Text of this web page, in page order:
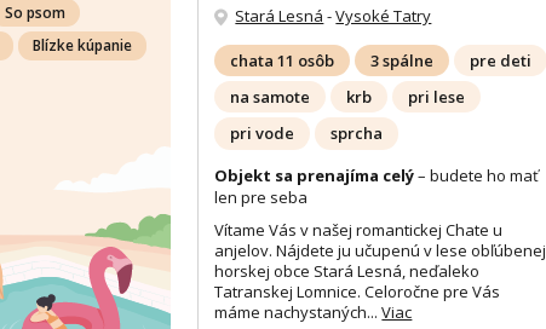
So psom
Blízke kúpanie
Stará Lesná -Vysoké Tatry
chata 11 osôb 3 spálne
pre deti
na samote
krb
pri lese
pri vode
sprcha
Objekt sa prenajíma celý– budete ho mať
len pre seba
Vítame Vás v našej romantickej Chate u
anjelov. Nájdete ju učupenú v lese obľúbenej
horskej obce Stará Lesná, neďaleko
Tatranskej Lomnice. Celoročne pre Vás
máme nachystaných...Viac